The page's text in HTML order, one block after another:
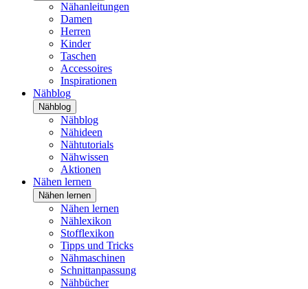
Nähanleitungen
Damen
Herren
Kinder
Taschen
Accessoires
Inspirationen
Nähblog
Nähblog
Nähblog
Nähideen
Nähtutorials
Nähwissen
Aktionen
Nähen lernen
Nähen lernen
Nähen lernen
Nählexikon
Stofflexikon
Tipps und Tricks
Nähmaschinen
Schnittanpassung
Nähbücher